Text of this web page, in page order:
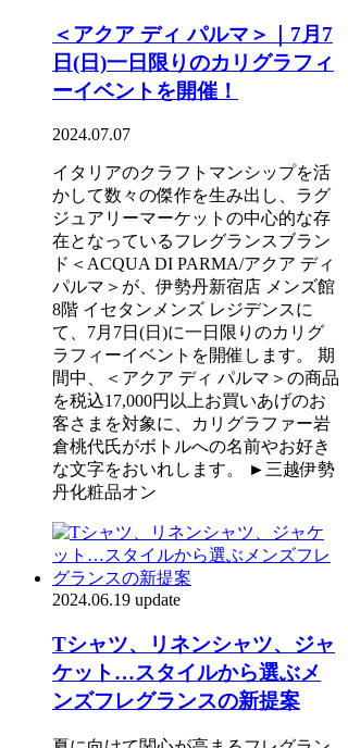
＜アクア ディ パルマ＞｜7月7
日(日)一日限りのカリグラフィ
ーイベントを開催！
2024.07.07
イタリアのクラフトマンシップを活
かして数々の傑作を生み出し、ラグ
ジュアリーマーケットの中心的な存
在となっているフレグランスブラン
ド＜ACQUA DI PARMA/アクア ディ
パルマ＞が、伊勢丹新宿店 メンズ館
8階 イセタンメンズ レジデンスに
て、7月7日(日)に一日限りのカリグ
ラフィーイベントを開催します。 期
間中、＜アクア ディ パルマ＞の商品
を税込17,000円以上お買いあげのお
客さまを対象に、カリグラファー岩
倉桃代氏がボトルへの名前やお好き
な文字をおいれします。 ►三越伊勢
丹化粧品オン
2024.06.19 update
Tシャツ、リネンシャツ、ジャ
ケット…スタイルから選ぶメ
ンズフレグランスの新提案